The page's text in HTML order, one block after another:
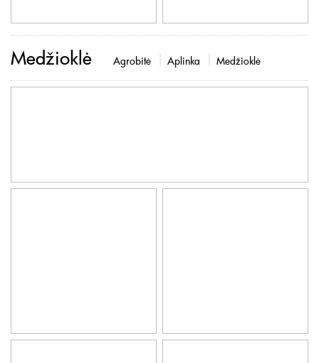
Medžioklė Agrobitė Aplinka Medžioklė